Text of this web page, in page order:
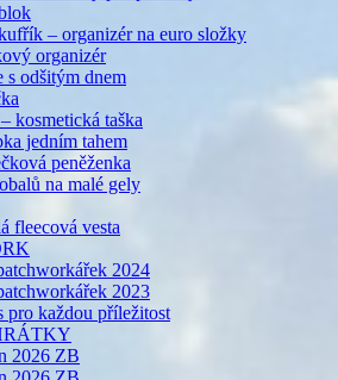
– organizér na euro složky
organizér
s odšitým dnem
kosmetická taška
jedním tahem
peněženka
na malé gely
fleecová vesta
2024
2023
pro každou příležitost
2026 ZB